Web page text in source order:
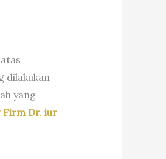
dilakukan
yang
Firm Dr. iur